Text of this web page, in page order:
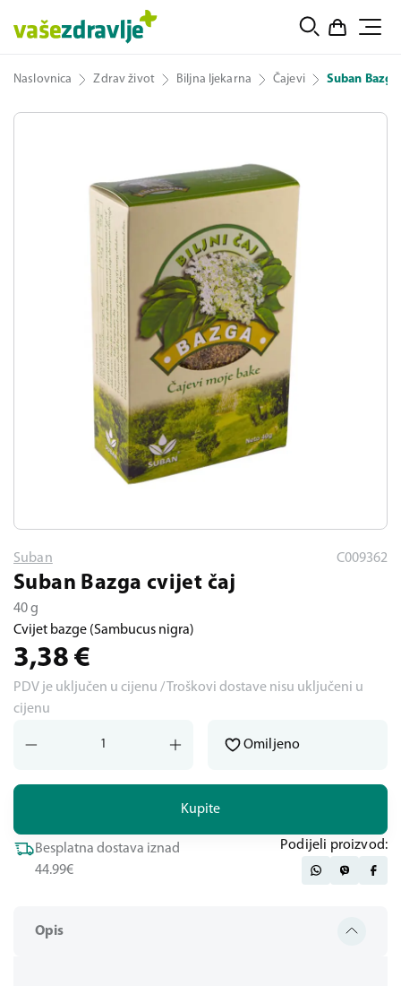
Naslovnica Zdrav život Biljna ljekarna Čajevi Suban
Opis
Suban C009362
Suban Bazga cvijet čaj
40 g
Cvijet bazge (Sambucus nigra)
3,38 €
PDV je uključen u cijenu / Troškovi dostave nisu uključeni u
cijenu
Kupite
Omiljeno
Besplatna dostava iznad
44.99€
Podijeli proizvod: